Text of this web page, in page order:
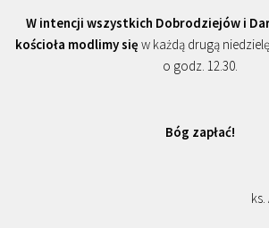
W intencji wszystkich Dobrodziejów i
kościoła modlimy się w każdą drugą
o godz. 12.30.
Bóg zapłać!